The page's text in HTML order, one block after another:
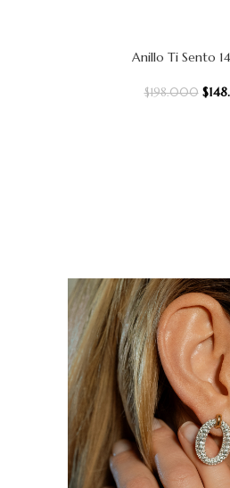
AÑADIR AL CARRITO
Anillo Ti Sento
$198.000 $